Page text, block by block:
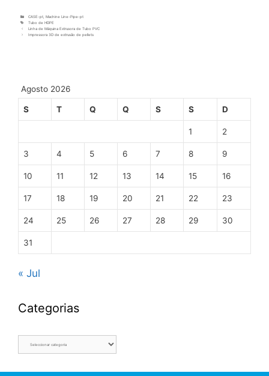
CASE-pt, Machine Line-Pipe-pt
Tubo de HDPE
Linha de Máquina Extrusora de Tubo PVC
Impressora 3D de extrusão de pellets
Agosto 2026
S T Q Q S S D
1 2
3 4 5 6 7 8 9
10 11 12 13 14 15 16
17 18 19 20 21 22 23
24 25 26 27 28 29 30
31
« Jul
Categorias